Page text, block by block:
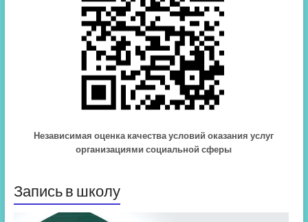
Независимая оценка качества условий оказания услуг
организациями социальной сферы
Запись в школу